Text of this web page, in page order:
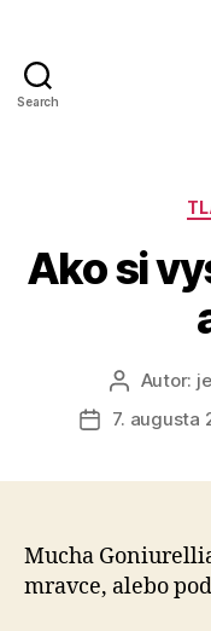
Search
Ako si
Autor
článku
Autor:
Dátum
7. augusta
Mucha
mravce, alebo